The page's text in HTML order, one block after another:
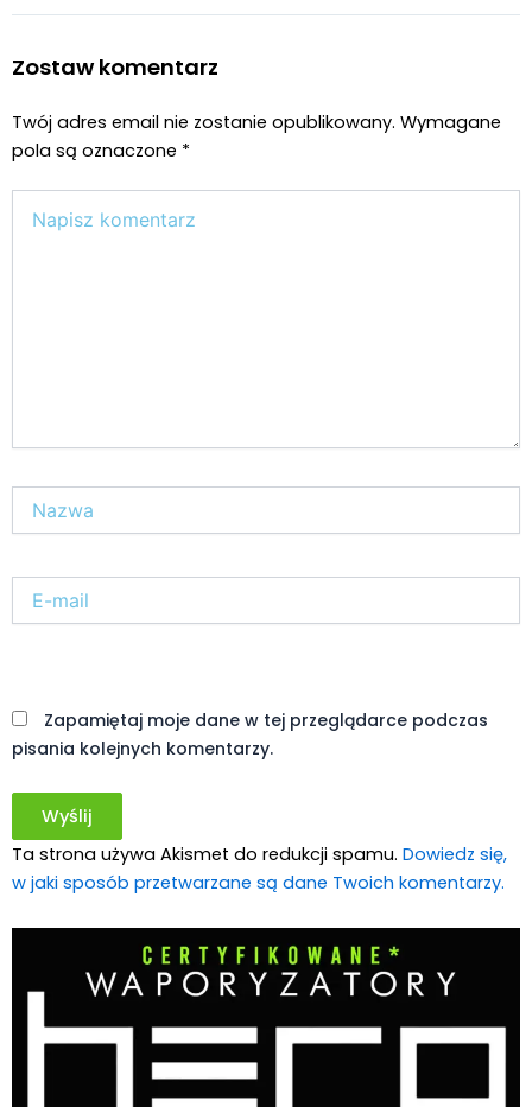
Paweł "Teone" Leśniański Brak komentarzy
Inne
Świat Palaczy
Pies zjadł marihuanę leżącą na górskim
szlaku, po chwili potrzebował pomocy
ratowników
Muzyki
najlepiej gra się na trawie”
Świat Medycznej
Marihuany
ZIELONE
NEWSY
14 lip, 2026
spółki
Paweł "Teone" Leśniański Brak komentarzy
Odmiany Medycznej 13 lip, 2026
Badania wykazały, że medyczna marihuana
łagodzi objawy „zespołu niespokojnych
nóg”